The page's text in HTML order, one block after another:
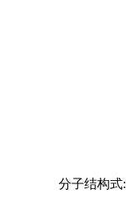
分子结构式: